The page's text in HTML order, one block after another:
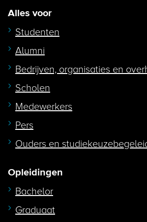
Alles voor
Studenten
Alumni
Bedrijven, organisaties en
Scholen
Medewerkers
Pers
Ouders en
Opleidingen
Bachelor
Graduaat